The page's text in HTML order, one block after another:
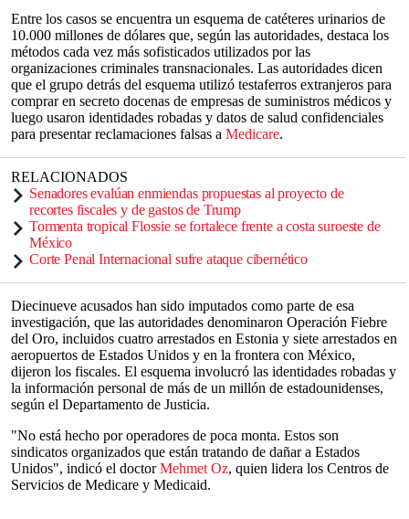
Entre los casos se encuentra un esquema de catéteres urinarios de
10.000 millones de dólares que, según las autoridades, destaca los
métodos cada vez más sofisticados utilizados por las
organizaciones criminales transnacionales. Las autoridades dicen
que el grupo detrás del esquema utilizó testaferros extranjeros para
comprar en secreto docenas de empresas de suministros médicos y
luego usaron identidades robadas y datos de salud confidenciales
para presentar reclamaciones falsas a Medicare.
RELACIONADOS
Senadores evalúan enmiendas propuestas al proyecto de
recortes fiscales y de gastos de Trump
Tormenta tropical Flossie se fortalece frente a costa suroeste de
México
Corte Penal Internacional sufre ataque cibernético
Diecinueve acusados han sido imputados como parte de esa
investigación, que las autoridades denominaron Operación Fiebre
del Oro, incluidos cuatro arrestados en Estonia y siete arrestados en
aeropuertos de Estados Unidos y en la frontera con México,
dijeron los fiscales. El esquema involucró las identidades robadas y
la información personal de más de un millón de estadounidenses,
según el Departamento de Justicia.
"No está hecho por operadores de poca monta. Estos son
sindicatos organizados que están tratando de dañar a Estados
Unidos", indicó el doctorMehmet Oz, quien lidera los Centros de
Servicios de Medicare y Medicaid.